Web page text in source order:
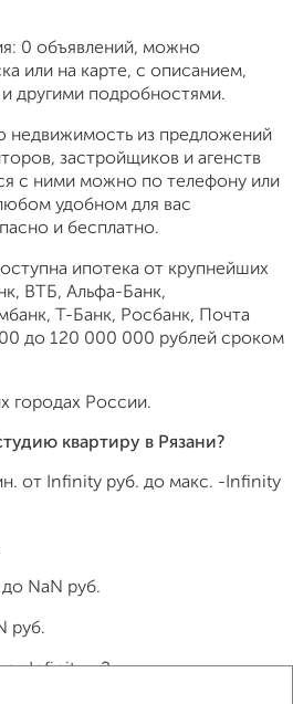
0 объявлений, можно
или на карте, с описанием,
другими подробностями.
недвижимость из предложений
застройщиков и агенств
с ними можно по телефону или
удобном для вас
и бесплатно.
ипотека от крупнейших
ВТБ, Альфа-Банк,
Т-Банк, Росбанк, Почта
до 120 000 000 рублей сроком
городах России.
квартиру в Рязани?
от Infinity руб. до макс. -Infinity
до NaN руб.
руб.
-Infinityм2